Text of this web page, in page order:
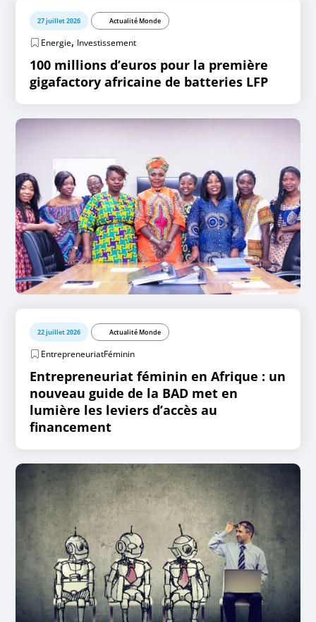
27 juillet 2026 Actualité Monde
Energie, Investissement
100 millions d’euros pour la première
gigafactory africaine de batteries LFP
22 juillet 2026 Actualité Monde
EntrepreneuriatFéminin
Entrepreneuriat féminin en Afrique : un
nouveau guide de la BAD met en
lumière les leviers d’accès au
financement